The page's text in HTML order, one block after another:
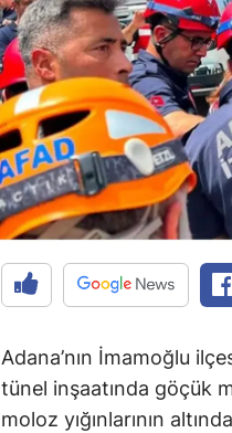
Adana’nın İmamoğlu
tünel inşaatında göçük
moloz yığınlarının